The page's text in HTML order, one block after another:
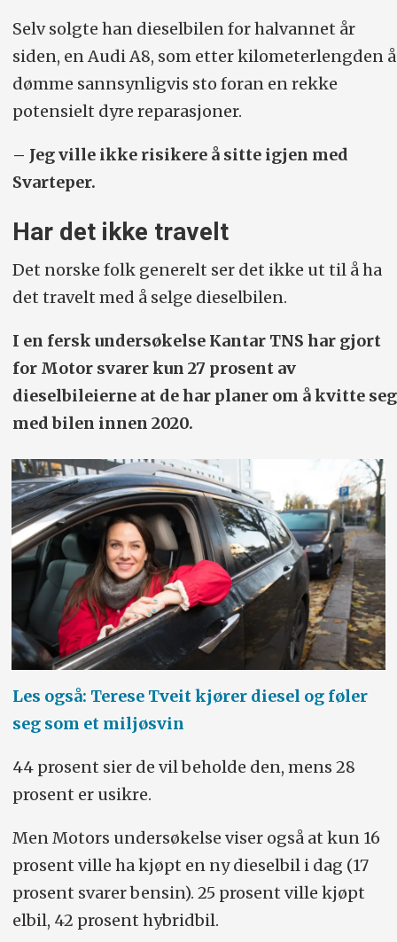
Selv solgte han dieselbilen for halvannet år
siden, en Audi A8, som etter kilometerlengden å
dømme sannsynligvis sto foran en rekke
potensielt dyre reparasjoner.
– Jeg ville ikke risikere å sitte igjen med
Svarteper.
Har det ikke travelt
Det norske folk generelt ser det ikke ut til å ha
det travelt med å selge dieselbilen.
I en fersk undersøkelse Kantar TNS har gjort
for Motor svarer kun 27 prosent av
dieselbileierne at de har planer om å kvitte seg
med bilen innen 2020.
Les også: Terese Tveit kjører diesel og føler
seg som et miljøsvin
44 prosent sier de vil beholde den, mens 28
prosent er usikre.
Men Motors undersøkelse viser også at kun 16
prosent ville ha kjøpt en ny dieselbil i dag (17
prosent svarer bensin). 25 prosent ville kjøpt
elbil, 42 prosent hybridbil.